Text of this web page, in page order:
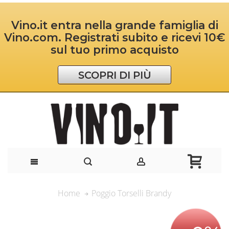
Vino.it entra nella grande famiglia di
Vino.com. Registrati subito e ricevi 10€
sul tuo primo acquisto
SCOPRI DI PIÙ
Home Poggio Torselli Brandy